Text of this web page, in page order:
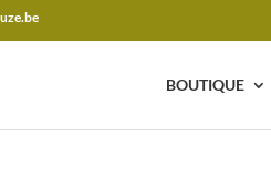
BOUTIQUE